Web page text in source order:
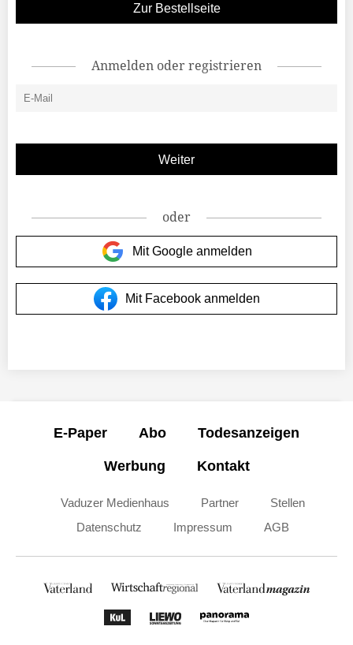
Zur Bestellseite
Anmelden oder registrieren
oder
Mit Google anmelden
Mit Facebook anmelden
E-Paper Abo Todesanzeigen
Werbung Kontakt
Vaduzer Medienhaus Partner
Stellen
Datenschutz
Impressum AGB